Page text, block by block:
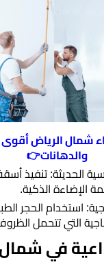
شمال الرياض
والدهانات👉
الحديثة: تنفيذ
الإضاءة الذكية.
استخدام الحجر
التي تتحمل